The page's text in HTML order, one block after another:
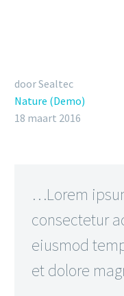
door Sealtec
Nature (Demo)
18 maart 2016
…Lorem
consectetur
eiusmod
et dolore